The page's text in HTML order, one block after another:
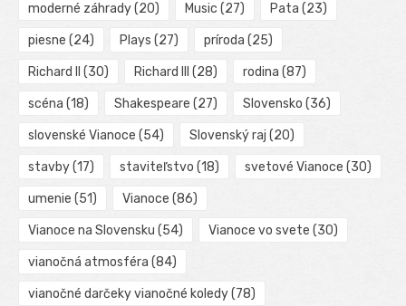
moderné záhrady(20) Music (27) Pata (23)
piesne (24) Plays (27) príroda (25)
Richard II (30) Richard III (28) rodina (87)
scéna (18) Shakespeare (27) Slovensko (36)
slovenské Vianoce (54) Slovenský raj (20)
stavby(17) staviteľstvo (18) svetové Vianoce (30)
umenie (51) Vianoce (86)
Vianoce na Slovensku (54) Vianoce vo svete (30)
vianočná atmosféra (84)
vianočné darčeky vianočné koledy(78)